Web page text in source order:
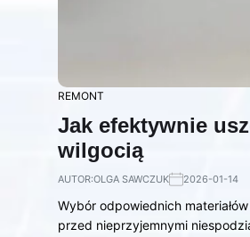
REMONT
Jak efektywnie
wilgocią
AUTOR:OLGA SAWCZUK 2026-01-14
Wybór odpowiednich
przed nieprzyjemnymi